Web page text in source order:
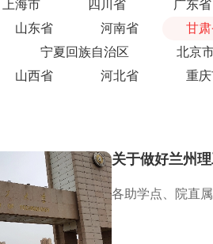
上海市 四川省
广东省
山东省 河南省
甘
宁夏回族自治区
北京
山西省 河北省 重
关于做好兰州
各助学点、院直